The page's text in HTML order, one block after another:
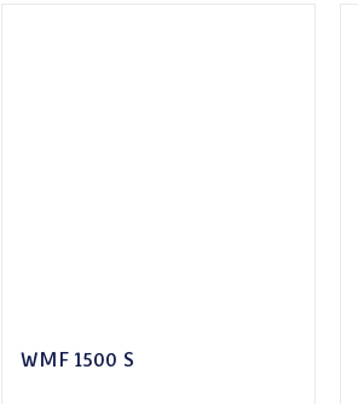
WMF 1500 S